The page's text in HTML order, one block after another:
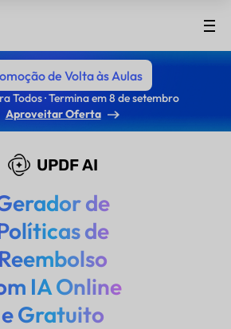
de Volta às Aulas
Todos · Termina em 8 de setembro
Aproveitar Oferta
UPDF AI
de
de
Reembolso
IA Online
e Gratuito